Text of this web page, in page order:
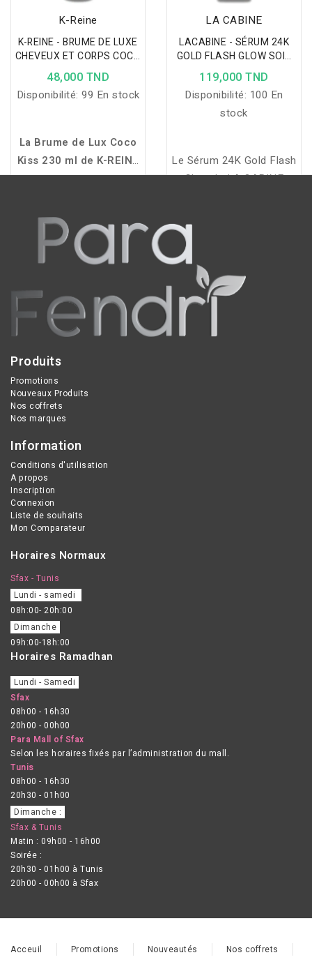
K-Reine
K-REINE - BRUME DE LUXE
CHEVEUX ET CORPS COCO
KISS 230 ML
48,000 TND
Disponibilité: 99 En stock
La Brume de Lux Coco
Kiss 230 ml de K-REINE
hydrate, parfume et
peau avec un parfum de
noix de coco pour une
évasion tropicale
assurée.
LA CABINE
LACABINE - SÉRUM 24K
GOLD FLASH GLOW SOIN
DU VISAGE
RAFFERMISSANT 30ML
119,000 TND
Disponibilité: 100 En
stock
Le Sérum 24K Gold Flash
Glow de LA CABINE
l'or 24K, la vitamine C et
l'extrait d'algues rouges.
Produits
Promotions
Nouveaux Produits
Nos coffrets
Nos marques
Information
Conditions d'utilisation
A propos
Inscription
Connexion
Liste de souhaits
Mon Comparateur
Horaires Normaux
Sfax - Tunis
Lundi - samedi
08h:00- 20h:00
Dimanche
09h:00-18h:00
Horaires Ramadhan
Lundi - Samedi
Sfax
08h00 - 16h30
20h00 - 00h00
Para Mall of Sfax
Selon les horaires fixés par l’administration du mall.
Tunis
08h00 - 16h30
20h30 - 01h00
Dimanche :
Sfax & Tunis
Matin : 09h00 - 16h00
Soirée :
20h30 - 01h00 à Tunis
20h00 - 00h00 à Sfax
Acceuil Promotions Nouveautés Nos coffrets